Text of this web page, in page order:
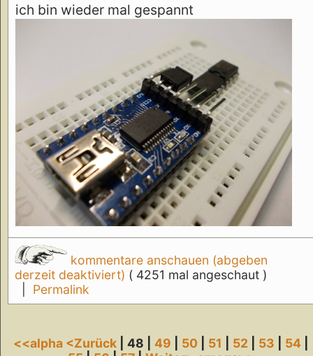
ich bin wieder mal gespannt
kommentare anschauen (abgeben
derzeit deaktiviert) ( 4251 mal angeschaut )
Permalink
<<alpha <Zurück | 48 |49 50 51 52 53 54